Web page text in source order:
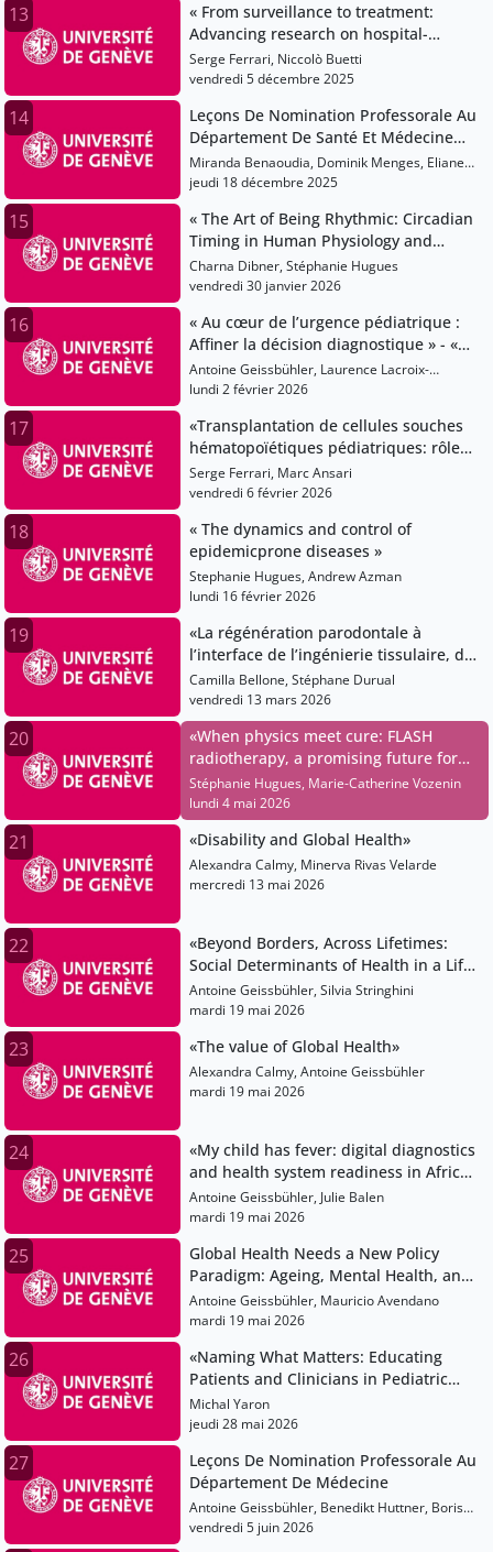
13
« From surveillance to treatment:
Advancing research on hospital-
acquired bloodstream infections »
Serge Ferrari, Niccolò Buetti
vendredi 5 décembre 2025
14
Leçons De Nomination Professorale Au
Département De Santé Et Médecine
Communautaires
Miranda Benaoudia, Dominik Menges, Eliane
Rohner, Bernadette Van Der Linden
jeudi 18 décembre 2025
15
« The Art of Being Rhythmic: Circadian
Timing in Human Physiology and
Health »
Charna Dibner, Stéphanie Hugues
vendredi 30 janvier 2026
16
« Au cœur de l’urgence pédiatrique :
Affiner la décision diagnostique » - «
L’urgence pédiatrique : Apprendre,
sécuriser, innover »
Antoine Geissbühler, Laurence Lacroix-
Ducardonnoy, Sergio Manzano
lundi 2 février 2026
17
«Transplantation de cellules souches
hématopoïétiques pédiatriques: rôle
de la thérapie individualisée du
Busulfan»
Serge Ferrari, Marc Ansari
vendredi 6 février 2026
18
« The dynamics and control of
epidemicprone diseases »
Stephanie Hugues, Andrew Azman
lundi 16 février 2026
19
«La régénération parodontale à
l’interface de l’ingénierie tissulaire, de
la recherche préclinique et de
l’innovation»
Camilla Bellone, Stéphane Durual
vendredi 13 mars 2026
20
«When physics meet cure: FLASH
radiotherapy, a promising future for
radiation oncology»
Stéphanie Hugues, Marie-Catherine Vozenin
lundi 4 mai 2026
21 «Disability and Global Health»
Alexandra Calmy, Minerva Rivas Velarde
mercredi 13 mai 2026
22
«Beyond Borders, Across Lifetimes:
Social Determinants of Health in a Life-
Course and Global Perspective»
Antoine Geissbühler, Silvia Stringhini
mardi 19 mai 2026
23 «The value of Global Health»
Alexandra Calmy, Antoine Geissbühler
mardi 19 mai 2026
24
«My child has fever: digital diagnostics
and health system readiness in African
contexts»
Antoine Geissbühler, Julie Balen
mardi 19 mai 2026
25
Global Health Needs a New Policy
Paradigm: Ageing, Mental Health, and
the Science of What Works»
Antoine Geissbühler, Mauricio Avendano
mardi 19 mai 2026
26
«Naming What Matters: Educating
Patients and Clinicians in Pediatric
and Adolescent Gynecology»
Michal Yaron
jeudi 28 mai 2026
27
Leçons De Nomination Professorale Au
Département De Médecine
Antoine Geissbühler, Benedikt Huttner, Boris
Juelg, Dionysios Neofytos
vendredi 5 juin 2026